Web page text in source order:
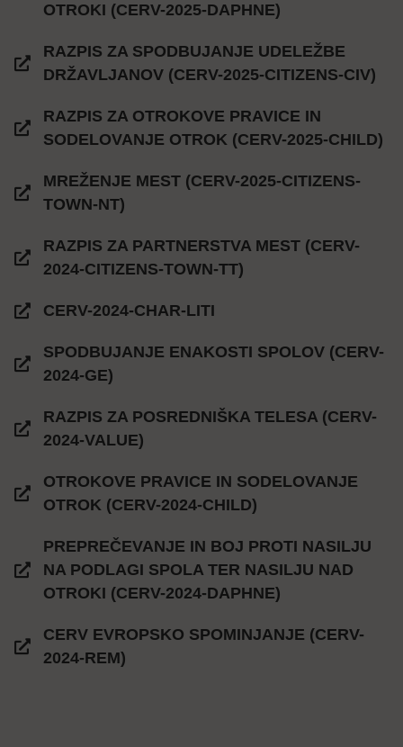
OTROKI (CERV-2025-DAPHNE)
RAZPIS ZA SPODBUJANJE UDELEŽBE
DRŽAVLJANOV (CERV-2025-CITIZENS-CIV)
RAZPIS ZA OTROKOVE PRAVICE IN
SODELOVANJE OTROK (CERV-2025-CHILD)
MREŽENJE MEST (CERV-2025-CITIZENS-
TOWN-NT)
RAZPIS ZA PARTNERSTVA MEST (CERV-
2024-CITIZENS-TOWN-TT)​
CERV-2024-CHAR-LITI​
SPODBUJANJE ENAKOSTI SPOLOV (CERV-
2024-GE)
RAZPIS ZA POSREDNIŠKA TELESA (CERV-
2024-VALUE)
OTROKOVE PRAVICE IN SODELOVANJE
OTROK (CERV-2024-CHILD)
PREPREČEVANJE IN BOJ PROTI NASILJU
NA PODLAGI SPOLA TER NASILJU NAD
OTROKI (CERV-2024-DAPHNE)
CERV EVROPSKO SPOMINJANJE (CERV-
2024-REM)